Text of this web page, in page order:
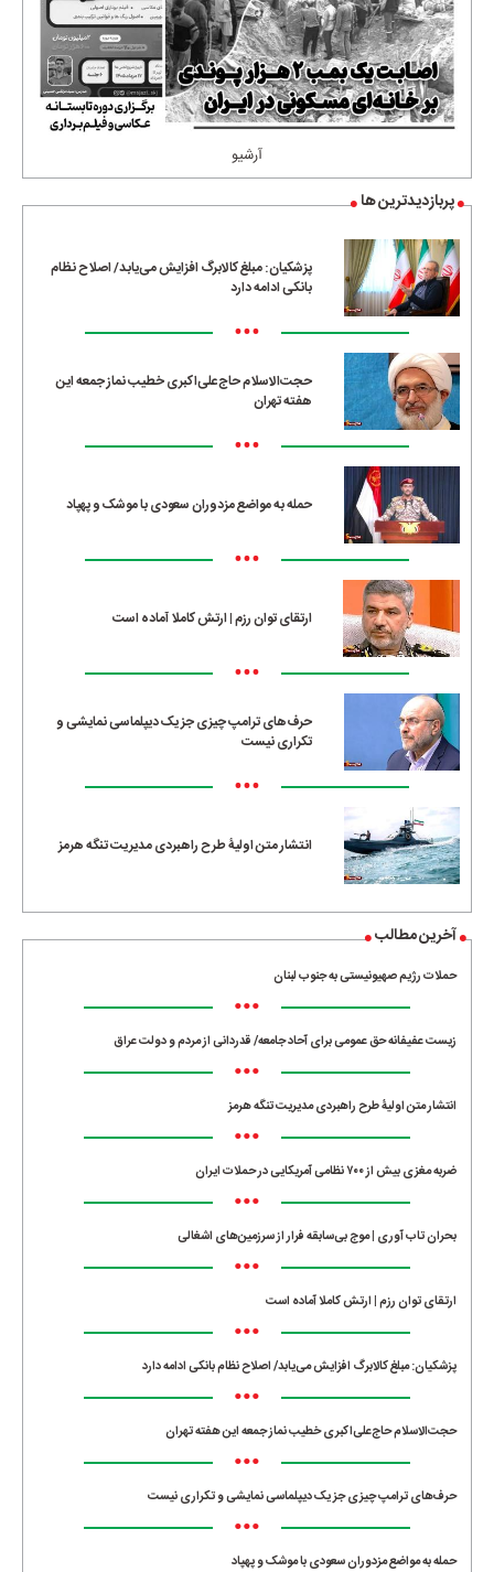
آرشیو
پربازدیدترین ها
پزشکیان: مبلغ کالابرگ افزایش می‌یابد/ اصلاح نظام
بانکی ادامه دارد
•••
حجت‌الاسلام حاج‌علی‌اکبری خطیب نماز جمعه این
هفته تهران
•••
حمله به مواضع مزدوران سعودی با موشک و پهپاد
•••
ارتقای توان رزم | ارتش کاملا آماده است
•••
حرف‌های ترامپ چیزی جز یک دیپلماسی نمایشی و
تکراری نیست
•••
انتشار متن اولیۀ طرح راهبردی مدیریت تنگه هرمز
آخرین مطالب
حملات رژیم صهیونیستی به جنوب لبنان
•••
زیست عفیفانه حق عمومی برای آحاد جامعه/ قدردانی از مردم و دولت عراق
•••
انتشار متن اولیۀ طرح راهبردی مدیریت تنگه هرمز
•••
ضربه مغزی بیش از ۷۰۰ نظامی آمریکایی در حملات ایران
•••
بحران تاب آوری | موج بی‌سابقه فرار از سرزمین‌های اشغالی
•••
ارتقای توان رزم | ارتش کاملا آماده است
•••
پزشکیان: مبلغ کالابرگ افزایش می‌یابد/ اصلاح نظام بانکی ادامه دارد
•••
حجت‌الاسلام حاج‌علی‌اکبری خطیب نماز جمعه این هفته تهران
•••
حرف‌های ترامپ چیزی جز یک دیپلماسی نمایشی و تکراری نیست
•••
حمله به مواضع مزدوران سعودی با موشک و پهپاد